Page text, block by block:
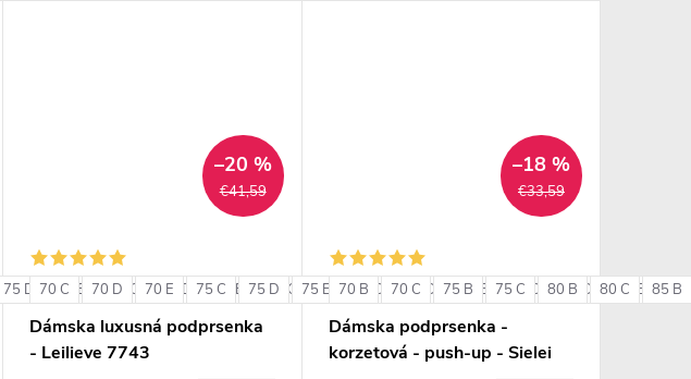
75 D 80 B 80 C 80 D 85 B 85 C 85 D 90 B 90 C + ďalšie
€41,59
–20 %
70 C 70 D 70 E 75 C 75 D 75 E 80 C 80 D 80 E 85 C 85 D 85 E 90
Dámska luxusná podprsenka
- Leilieve 7743
€33,59
–18 %
70 B 70 C 75 B 75 C 80 B 80 C 85 B
Dámska podprsenka -
korzetová - push-up - Sielei